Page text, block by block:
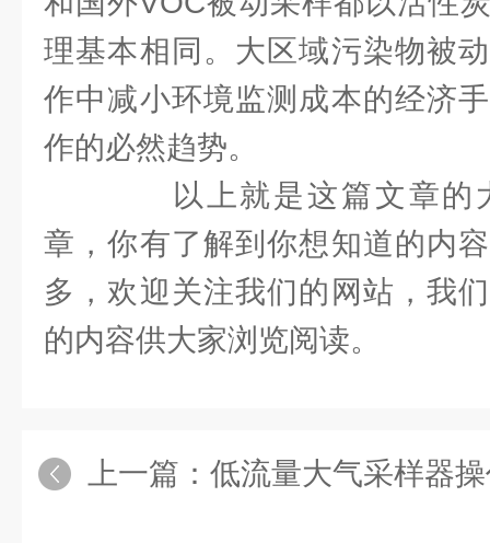
理基本相同。大区域污染物被
作中减小环境监测成本的经济
作的必然趋势。
以上就是这篇文章的
章，你有了解到你想知道的内
多，欢迎关注我们的网站，我
的内容供大家浏览阅读。
上一篇： 低流量大气采样器